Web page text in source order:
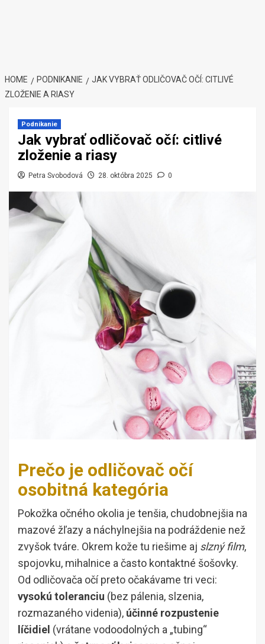
HOME PODNIKANIE
JAK VYBRAŤ ODLIČOVAČ OČÍ: CITLIVÉ
ZLOŽENIE A RIASY
Podnikanie
Jak vybrať odličovač očí: citlivé
zloženie a riasy
Petra Svobodová 28. októbra 2025 0
Prečo je odličovač očí
osobitná kategória
Pokožka očného okolia je tenšia, chudobnejšia na
mazové žľazy a náchylnejšia na podráždenie než
zvyšok tváre. Okrem kože tu riešime aj slzný film,
spojovku, mihalnice a často kontaktné šošovky.
Od odličovača očí preto očakávame tri veci:
vysokú toleranciu (bez pálenia, slzenia,
rozmazaného videnia), účinné rozpustenie
líčidiel (vrátane vodoodolných a „tubing“